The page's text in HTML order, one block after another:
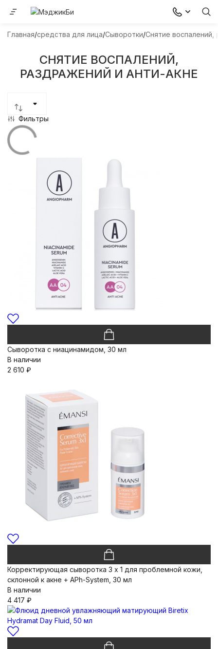
Главная средства для лица Сыворотки Снятие воспалений,
СНЯТИЕ ВОСПАЛЕНИЙ,
РАЗДРАЖЕНИЙ И АНТИ-АКНЕ
Фильтры
Сыворотка с ниацинамидом, 30 мл
В наличии
2 610 ₽
Корректирующая сыворотка 3 х 1 для проблемной кожи,
склонной к акне + APh-System, 30 мл
В наличии
4 417 ₽